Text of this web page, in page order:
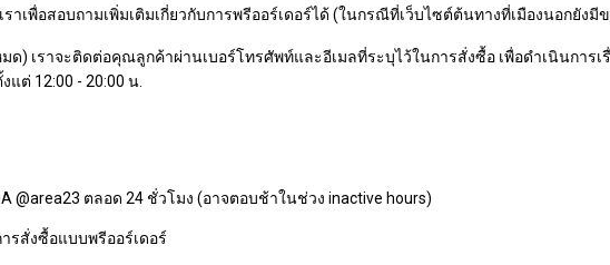
อสอบถามเพิ่มเติมเกี่ยวกับการพรีออร์เดอร์ได้ (ในกรณีที่เว็บไซต์ต้นทางที่เมืองนอกยังมีข
) เราจะติดต่อคุณลูกค้าผ่านเบอร์โทรศัพท์และอีเมลที่ระบุไว้ในการสั่งซื้อ เพื่อดำเนินการ
แต่ 12:00 - 20:00 น.
@area23 ตลอด 24 ชั่วโมง (อาจตอบช้าในช่วง inactive hours)
รสั่งซื้อแบบพรีออร์เดอร์